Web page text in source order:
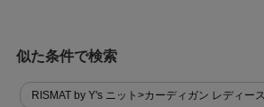
似た条件で検索
RISMAT by Y's ニット>カーディガン レディー